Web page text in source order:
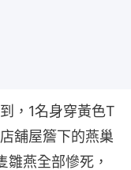
，1名身穿黃色T
舖屋簷下的燕巢
燕全部慘死，